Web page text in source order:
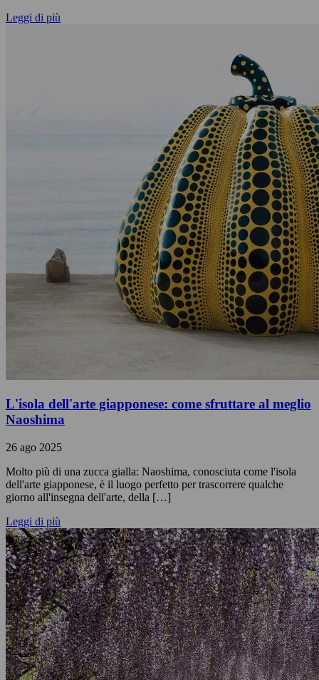
Leggi di più
L'isola dell'arte giapponese: come sfruttare al meglio
Naoshima
26 ago 2025
Molto più di una zucca gialla: Naoshima, conosciuta come l'isola
dell'arte giapponese, è il luogo perfetto per trascorrere qualche
giorno all'insegna dell'arte, della […]
Leggi di più